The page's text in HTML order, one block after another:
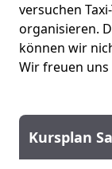
versuchen
organisieren.
können wir
Wir freuen uns
Kursplan